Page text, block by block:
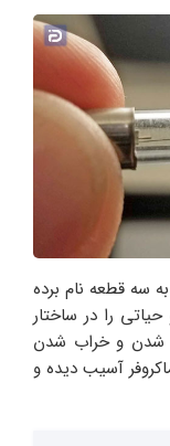
سه قطعه نام برده
را در ساختار
شدن و خراب شدن
آسیب دیده و